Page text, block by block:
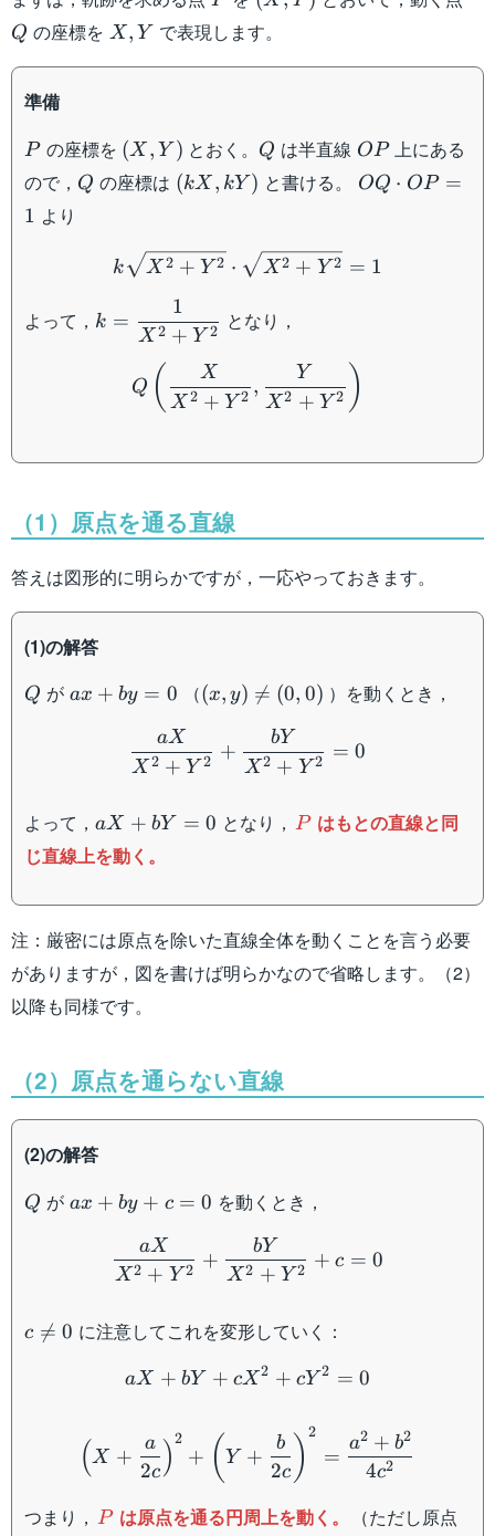
Q の座標を X,Y
X , Y で表現します。
準備
P
Pの座標を (X,Y)
(X , Y ) とおく。 Q
Q は半直線 OP
OP上にある
ので， Q
Q の座標は (kX,kY)
(kX , kY ) と書ける。 OQ\cdot
OQ ⋅ OP =
1 より
k X2 + Y 2 ⋅ X2 + Y 2 = 1
よって， k=\dfrac{1}
{X^2+Y^2}
k =
X 2 + Y 2
1
となり，
Q ( X2 + Y 2
X
,
X2 + Y 2
Y )
（1）原点を通る直線
答えは図形的に明らかですが，一応やっておきます。
(1)の解答
Q
Q が ax+by=0
ax + by = 0 （(x,y)\neq
(x, y) 
= (0, 0) ）を動くとき，
X2 + Y 2
aX
+
X2 + Y 2
bY
= 0
よって，aX+bY=0
aX + bY = 0 となり， P
Pはもとの直線と同
じ直線上を動く。
注：厳密には原点を除いた直線全体を動くことを言う必要
がありますが，図を書けば明らかなので省略します。（2）
以降も同様です。
（2）原点を通らない直線
(2)の解答
Q
Q が ax+by+c=0
ax + by + c = 0 を動くとき，
X2 + Y 2
aX
+
X2 + Y 2
bY
+ c = 0
c\neq
c 
= 0 に注意してこれを変形していく：
aX+bY+cX^2+cY^2=0
aX + bY + cX2 + cY 2 = 0
(X +
2c
a )2
+ ( Y +
2c
b ) 2
=
4c2
a2 + b2
つまり， P
Pは原点を通る円周上を動く。
（ただし原点